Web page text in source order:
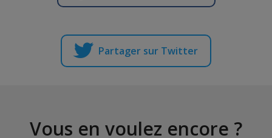
Partager sur Twitter
Vous en voulez encore ?